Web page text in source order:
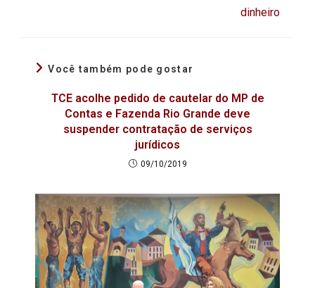
dinheiro
Você também pode gostar
TCE acolhe pedido de cautelar do MP de
Contas e Fazenda Rio Grande deve
suspender contratação de serviços
jurídicos
09/10/2019